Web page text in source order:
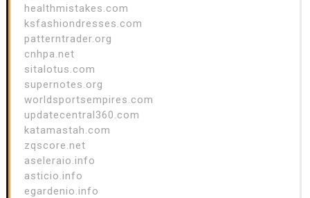
healthmistakes.com
ksfashiondresses.com
patterntrader.org
cnhpa.net
sitalotus.com
supernotes.org
worldsportsempires.com
updatecentral360.com
katamastah.com
zqscore.net
aseleraio.info
asticio.info
egardenio.info